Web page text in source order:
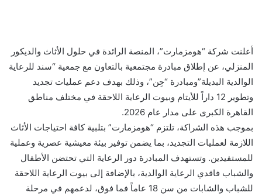
أعلنت شركة “هومزمارت”، المنصة الرائدة في حلول الأثاث والديكور
المنزلي، عن إطلاق مبادرة مجتمعية بالتعاون مع جمعية “سند للرعاية
الوالدية البديلة”ومبادرة “حِن”، وذلك بهدف دعم عمليات تجديد
وتطوير 12 داراً للأيتام وبيوت الرعاية اللاحقة في مختلف مناطق
القاهرة الكبرى على مدار عام 2026.
بموجب هذه الشراكة، تلتزم “هومزمارت” بتلبية كافة احتياجات الأثاث
اللازمة لعمليات التجديد، بما يضمن توفير بيئة معيشية عصرية وعملية
للمستفيدين. وتستهدف المبادرة دور الرعاية التي تحتضن الأطفال
والشباب فاقدي الرعاية الوالدية، بالإضافة إلى بيوت الرعاية اللاحقة
للشباب والشابات من سن 18 عاماً فما فوق، لدعمهم في مرحلة